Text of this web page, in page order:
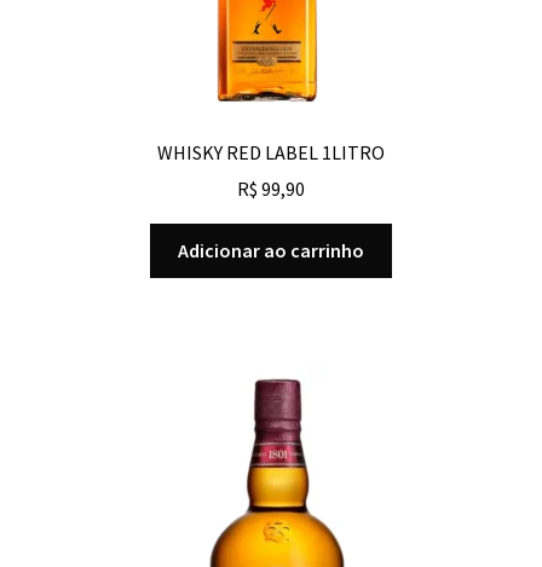
WHISKY RED LABEL 1LITRO
R$ 99,90
Adicionar ao carrinho